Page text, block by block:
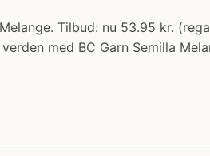
Tilbud: nu 53.95 kr.
med BC Garn Semilla